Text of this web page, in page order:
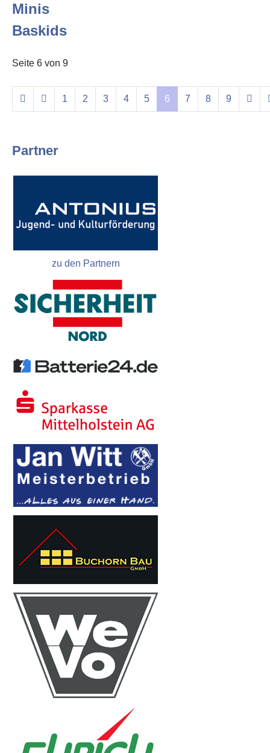
Partner
zu den Partnern
Minis
Baskids
Seite 6 von 9
1 2 3 4 5 6 7 8 9